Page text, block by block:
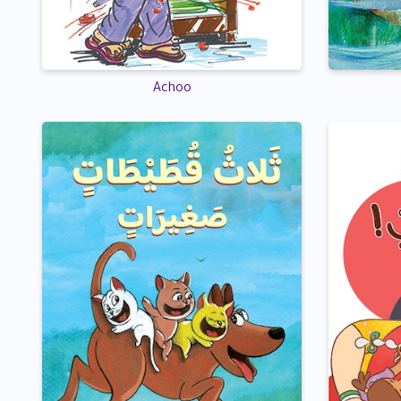
Achoo